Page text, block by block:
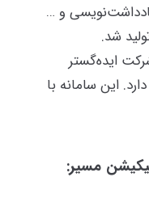
و …
شد.
ایده‌گستر
این سامانه با
مسیر: